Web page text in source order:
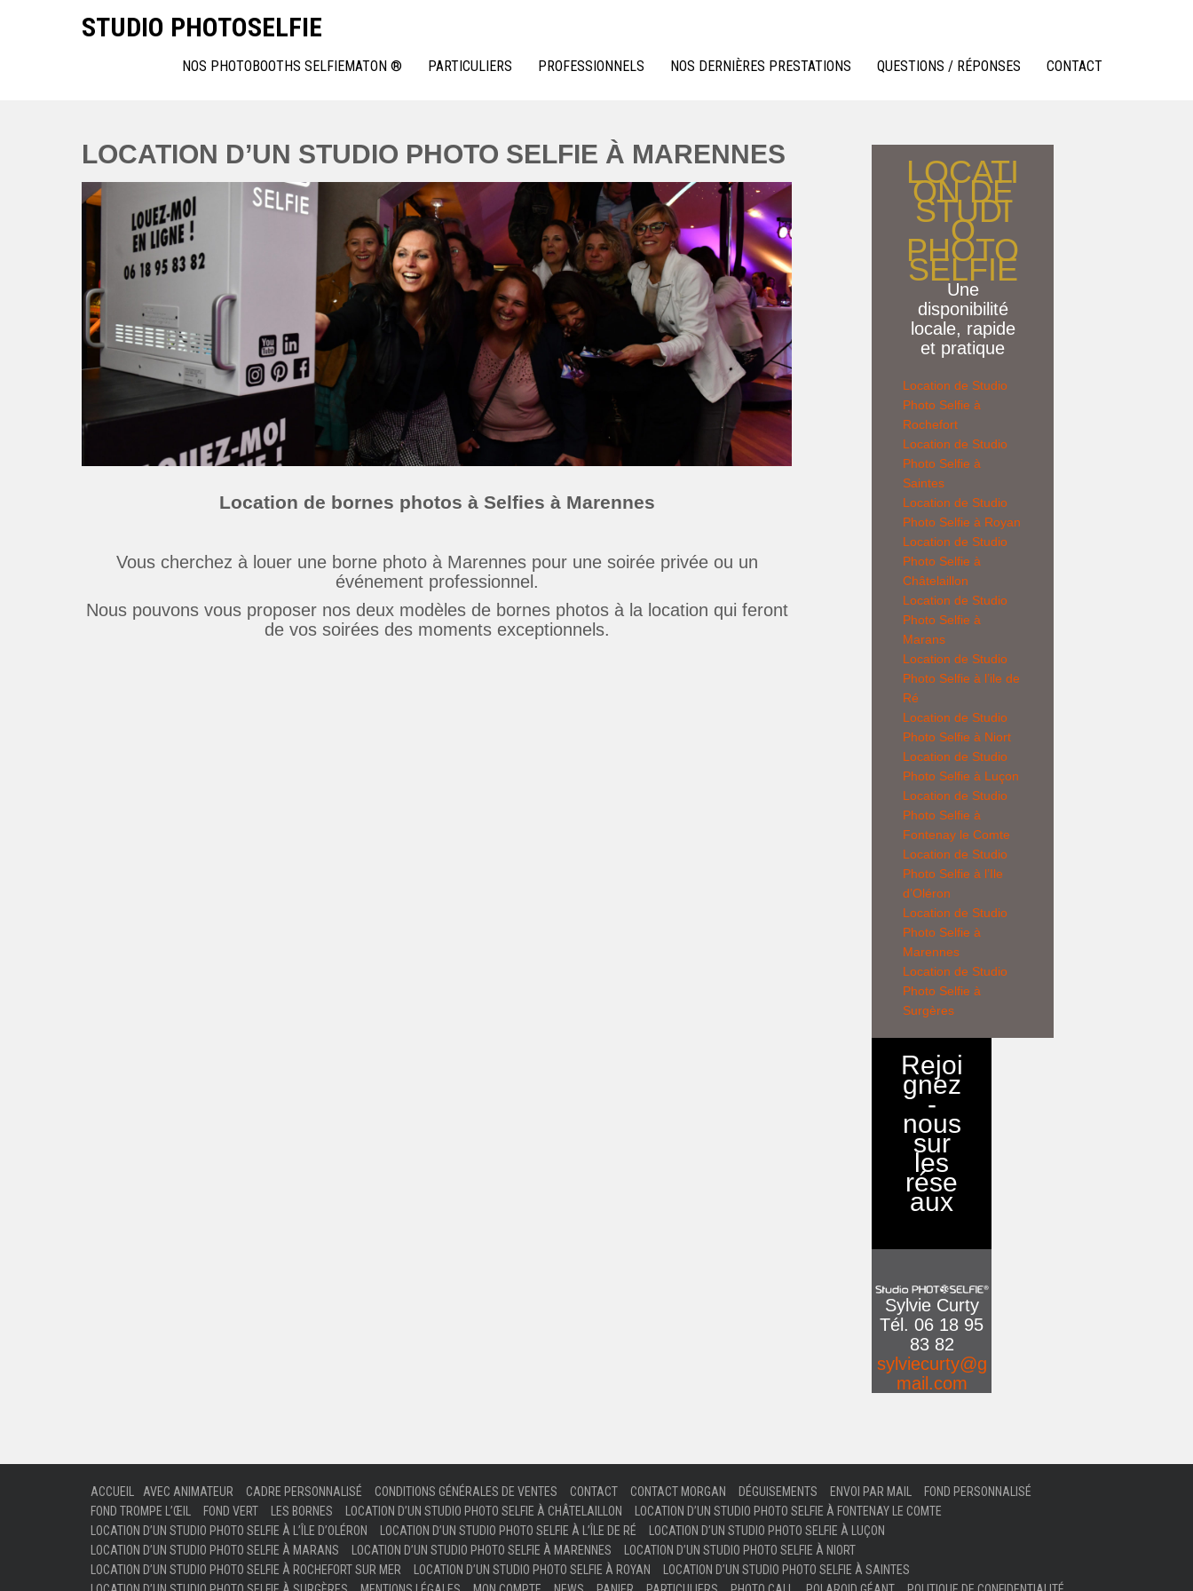
STUDIO PHOTOSELFIE
NOS PHOTOBOOTHS SELFIEMATON ® PARTICULIERS PROFESSIONNELS NOS DERNIÈRES PRESTATIONS QUESTIONS / RÉPONSES CONTACT
LOCATION D’UN STUDIO PHOTO SELFIE À MARENNES
Location de bornes photos à Selfies à Marennes
Vous cherchez à louer une borne photo à Marennes pour une soirée privée ou un
événement professionnel.
Nous pouvons vous proposer nos deux modèles de bornes photos à la location qui feront
de vos soirées des moments exceptionnels.
LOCATI
ON DE
STUDI
O
PHOTO
SELFIE
Une
disponibilité
locale, rapide
et pratique
Location de Studio
Photo Selfie à
Rochefort
Location de Studio
Photo Selfie à
Saintes
Location de Studio
Photo Selfie à Royan
Location de Studio
Photo Selfie à
Châtelaillon
Location de Studio
Photo Selfie à
Marans
Location de Studio
Photo Selfie à l’ile de
Ré
Location de Studio
Photo Selfie à Niort
Location de Studio
Photo Selfie à Luçon
Location de Studio
Photo Selfie à
Fontenay le Comte
Location de Studio
Photo Selfie à l’Ile
d’Oléron
Location de Studio
Photo Selfie à
Marennes
Location de Studio
Photo Selfie à
Surgères
Rejoi
gnez
-
nous
sur
les
rése
aux
Sylvie Curty
Tél. 06 18 95
83 82
sylviecurty@g
mail.com
ACCUEIL AVEC ANIMATEUR CADRE PERSONNALISÉ CONDITIONS GÉNÉRALES DE VENTES CONTACT CONTACT MORGAN DÉGUISEMENTS ENVOI PAR MAIL
FOND PERSONNALISÉ
FOND TROMPE L’ŒIL
FOND VERT LES BORNES LOCATION D’UN STUDIO PHOTO SELFIE À CHÂTELAILLON
LOCATION D’UN STUDIO PHOTO SELFIE À FONTENAY LE COMTE
LOCATION D’UN STUDIO PHOTO SELFIE À L’ÎLE D’OLÉRON
LOCATION D’UN STUDIO PHOTO SELFIE À L’ÎLE DE RÉ
LOCATION D’UN STUDIO PHOTO SELFIE À LUÇON
LOCATION D’UN STUDIO PHOTO SELFIE À MARANS
LOCATION D’UN STUDIO PHOTO SELFIE À MARENNES
LOCATION D’UN STUDIO PHOTO SELFIE À NIORT
LOCATION D’UN STUDIO PHOTO SELFIE À ROCHEFORT SUR MER
LOCATION D’UN STUDIO PHOTO SELFIE À ROYAN
LOCATION D’UN STUDIO PHOTO SELFIE À SAINTES